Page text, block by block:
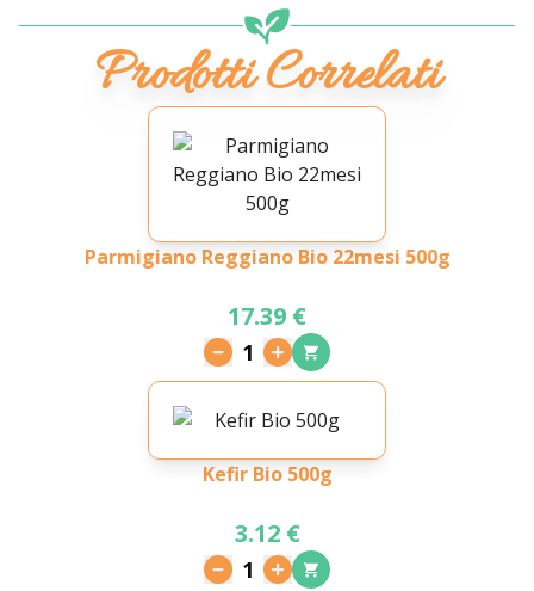
Prodotti Correlati
Parmigiano Reggiano Bio 22mesi 500g
17.39 €
1
Kefir Bio 500g
3.12 €
1